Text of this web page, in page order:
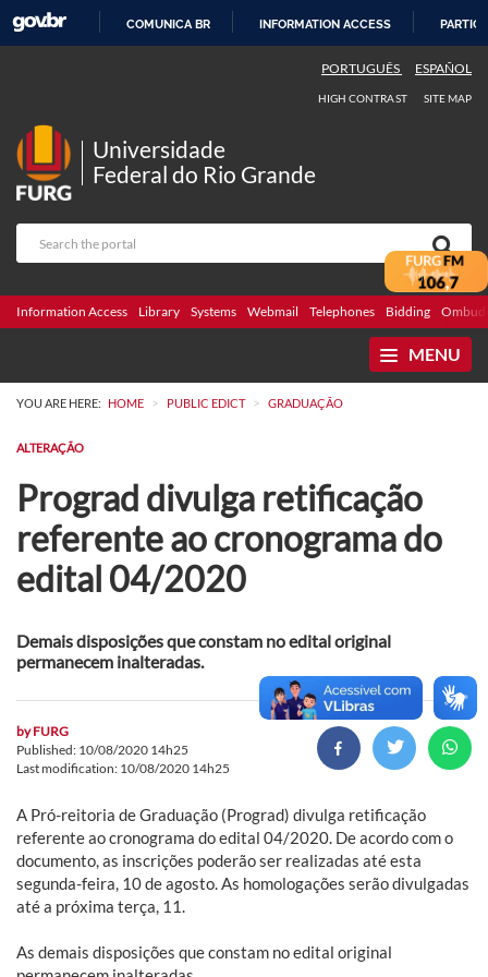
COMUNICA BR INFORMATION ACCESS
PORTUGUÊS ESPAÑOL
HIGH CONTRAST SITE MAP
Universidade
Federal do Rio Grande
Information Access Library Systems Webmail Telephones Bidding
MENU
YOU ARE HERE: HOME > PUBLIC EDICT > GRADUAÇÃO
ALTERAÇÃO
Prograd divulga retificação
referente ao cronograma do
edital 04/2020
Demais disposições que constam no edital original
permanecem inalteradas.
byFURG
Published: 10/08/2020 14h25
Last modification: 10/08/2020 14h25
A Pró-reitoria de Graduação (Prograd) divulga retificação
referente ao cronograma do edital 04/2020. De acordo com o
documento, as inscrições poderão ser realizadas até esta
segunda-feira, 10 de agosto. As homologações serão divulgadas
até a próxima terça, 11.
As demais disposições que constam no edital original